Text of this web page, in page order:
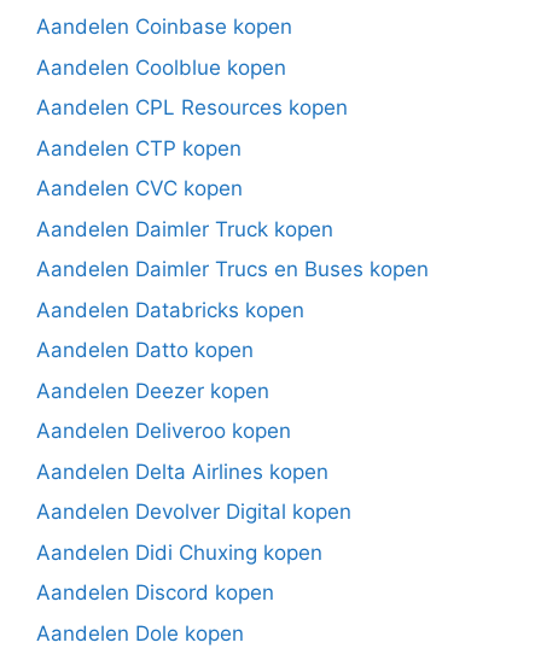
Aandelen Coinbase kopen
Aandelen Coolblue kopen
Aandelen CPL Resources kopen
Aandelen CTP kopen
Aandelen CVC kopen
Aandelen Daimler Truck kopen
Aandelen Daimler Trucs en Buses kopen
Aandelen Databricks kopen
Aandelen Datto kopen
Aandelen Deezer kopen
Aandelen Deliveroo kopen
Aandelen Delta Airlines kopen
Aandelen Devolver Digital kopen
Aandelen Didi Chuxing kopen
Aandelen Discord kopen
Aandelen Dole kopen